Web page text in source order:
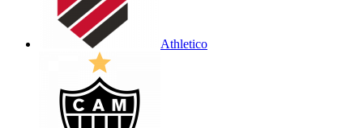
Athletico